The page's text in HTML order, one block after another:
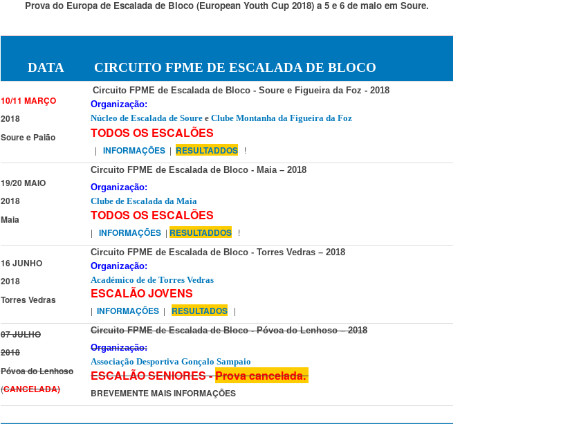
Prova do Europa de Escalada de Bloco (European Youth Cup 2018) a 5 e 6 de maio em Soure.
DATA CIRCUITO FPME DE ESCALADA DE BLOCO
10/11 MARÇO
2018
Soure e Paião
Circuito FPME de Escalada de Bloco - Soure e Figueira da Foz - 2018
Organização:
Núcleo de Escalada de Soure e Clube Montanha da Figueira da Foz
TODOS OS ESCALÕES
| INFORMAÇÕES | RESULTADDOS !
19/20 MAIO
2018
Maia
Circuito FPME de Escalada de Bloco - Maia – 2018
Organização:
Clube de Escalada da Maia
TODOS OS ESCALÕES
| INFORMAÇÕES | RESULTADDOS !
16 JUNHO
2018
Torres Vedras
Circuito FPME de Escalada de Bloco - Torres Vedras – 2018
Organização:
Académico de de Torres Vedras
ESCALÃO JOVENS
| INFORMAÇÕES | RESULTADOS |
07 JULHO
2018
Póvoa do Lenhoso
(CANCELADA)
Circuito FPME de Escalada de Bloco -Póvoa do Lenhoso– 2018
Organização:
Associação Desportiva Gonçalo Sampaio
ESCALÃO SENIORES -Prova cancelada.
BREVEMENTE MAIS INFORMAÇÕES